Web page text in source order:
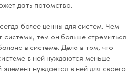
дать потомство.
более ценны для систем. Чем
системы, тем он больше стремиться
в системе. Дело в том, что
в ней нуждаются меньше
нуждается в ней для своего